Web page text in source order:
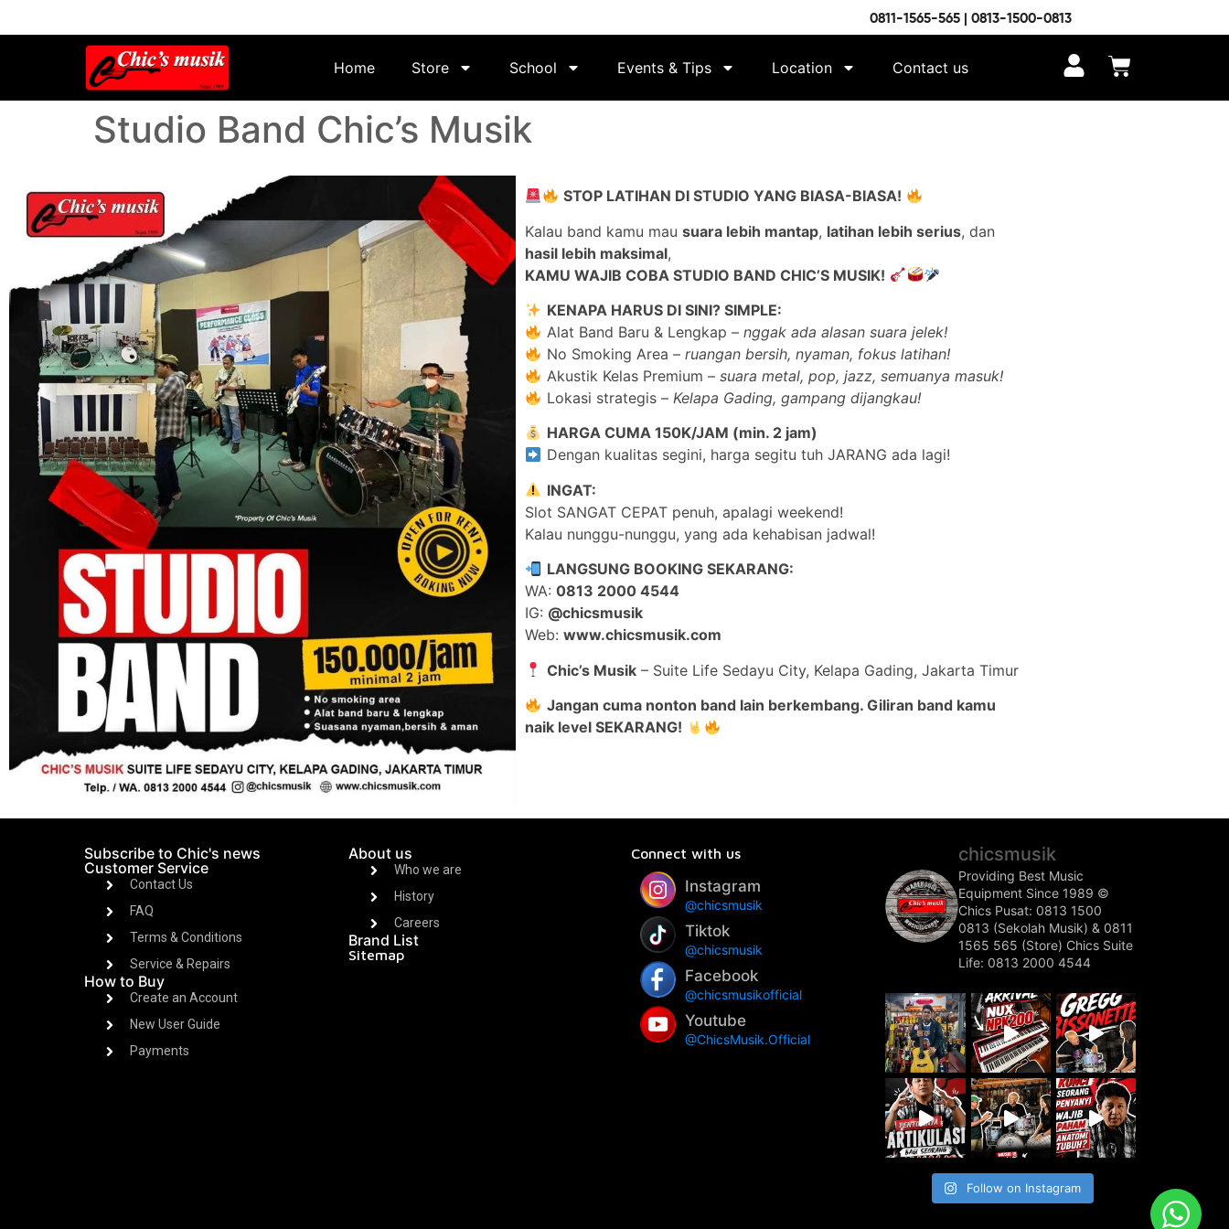
0811-1565-565 | 0813-1500-0813
Home Store School Events & Tips Location Contact us
Studio Band Chic’s Musik
STOP LATIHAN DI STUDIO YANG BIASA-BIASA!
Kalau band kamu mausuara lebih mantap, latihan lebih serius, dan
hasil lebih maksimal,
KAMU WAJIB COBA STUDIO BAND CHIC’S MUSIK!
KENAPA HARUS DI SINI? SIMPLE:
Alat Band Baru & Lengkap – nggak ada alasan suara jelek!
No Smoking Area – ruangan bersih, nyaman, fokus latihan!
Akustik Kelas Premium – suara metal, pop, jazz, semuanya masuk!
Lokasi strategis – Kelapa Gading, gampang dijangkau!
HARGA CUMA 150K/JAM (min. 2 jam)
Dengan kualitas segini, harga segitu tuh JARANG ada lagi!
INGAT:
Slot SANGAT CEPAT penuh, apalagi weekend!
Kalau nunggu-nunggu, yang ada kehabisan jadwal!
LANGSUNG BOOKING SEKARANG:
WA:0813 2000 4544
IG: @chicsmusik
Web:www.chicsmusik.com
Chic’s Musik– Suite Life Sedayu City, Kelapa Gading, Jakarta Timur
Jangan cuma nonton band lain berkembang. Giliran band kamu
naik level SEKARANG!
Subscribe to Chic's news
Customer Service
Contact Us
FAQ
Terms & Conditions
Service & Repairs
How to Buy
Create an Account
New User Guide
Payments
About us
Who we are
History
Careers
Brand List
Sitemap
Connect with us
Instagram
@chicsmusik
Tiktok
@chicsmusik
Facebook
@chicsmusikofficial
Youtube
@ChicsMusik.Official
chicsmusik
Providing Best Music
Equipment Since 1989 ©️
Chics Pusat: 0813 1500
0813 (Sekolah Musik) & 0811
1565 565 (Store) Chics Suite
Life: 0813 2000 4544
Follow on Instagram